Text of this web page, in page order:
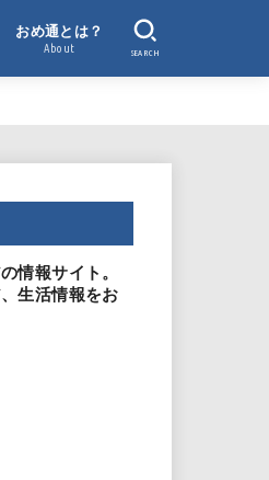
おめ通とは？
About SEARCH
情報サイト。
生活情報をお